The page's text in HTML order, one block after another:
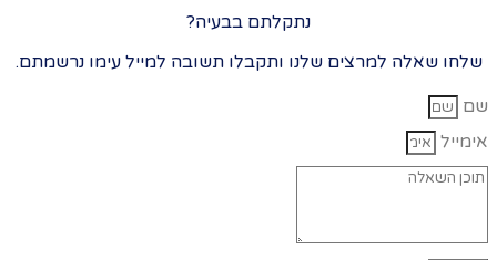
נתקלתם בבעיה?
שלחו שאלה למרצים שלנו ותקבלו תשובה למייל עימו נרשמתם.
שם
אימייל